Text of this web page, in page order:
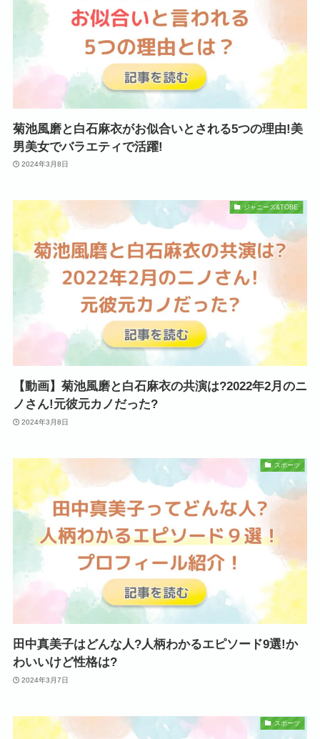
菊池風磨と白石麻衣がお似合いとされる5つの理由!美
男美女でバラエティで活躍!
2024年3月8日
ジャニーズ&TOBE
【動画】菊池風磨と白石麻衣の共演は?2022年2月のニ
ノさん!元彼元カノだった?
2024年3月8日
スポーツ
田中真美子はどんな人?人柄わかるエピソード9選!か
わいいけど性格は?
2024年3月7日
スポーツ